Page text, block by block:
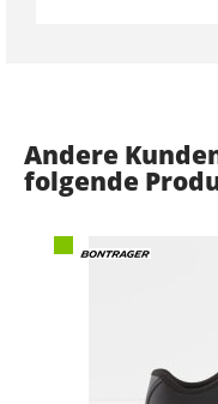
Andere
folgende